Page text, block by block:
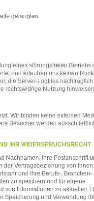
gelangten
eines störungsfreien Betriebs
und erlauben uns keinen
die Server-Logfiles nachträglich
rechtswidrige Nutzung
Wir binden keine externen
Besucher werden
IHR WIDERSPRUCHSRECHT
Nachnamen, Ihre Postanschrift
der Vertragsbeziehung von
und Ihre Berufs-, Branchen-
zu speichern und für eigene
von Informationen zu aktuellen
Speicherung und Verwendung